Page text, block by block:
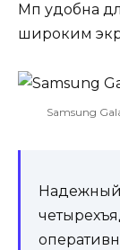
Мп удобна
широким
Samsung
Надежный